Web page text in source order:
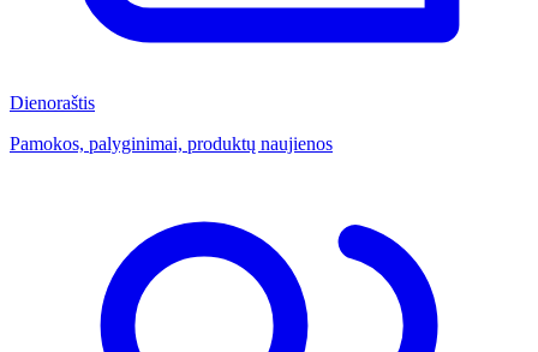
Dienoraštis
Pamokos, palyginimai, produktų naujienos